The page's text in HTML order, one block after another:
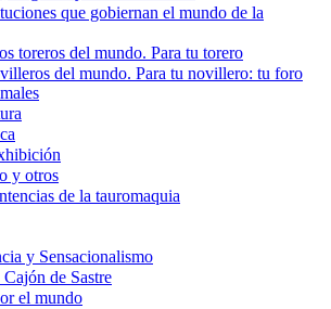
que gobiernan el mundo de la
toreros del mundo. Para tu torero
del mundo. Para tu novillero: tu foro
y otros
de la tauromaquia
y Sensacionalismo
de Sastre
el mundo